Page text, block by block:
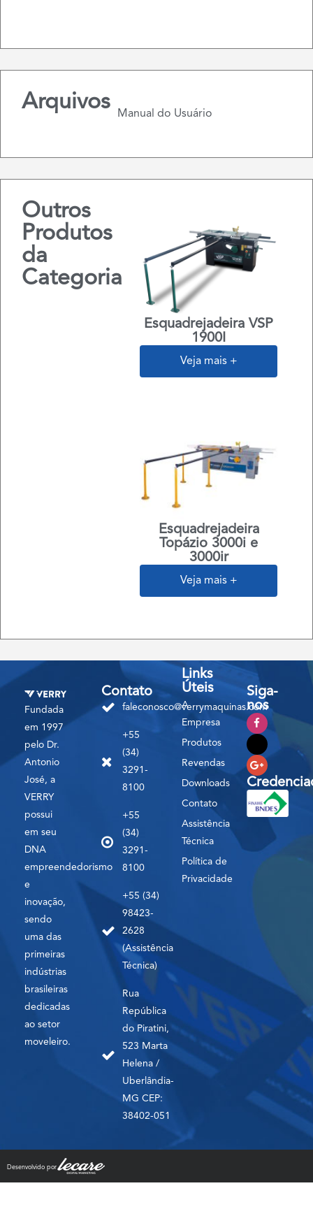
Arquivos Manual do Usuário
Outros
Produtos
da
Categoria
Esquadrejadeira VSP
1900I
Veja mais +
Esquadrejadeira
Topázio 3000i e
3000ir
Veja mais +
Fundada
em 1997
pelo Dr.
Antonio
José, a
VERRY
possui
em seu
DNA
empreendedorismo
e
inovação,
sendo
uma das
primeiras
indústrias
brasileiras
dedicadas
ao setor
moveleiro.
Contato
faleconosco@verrymaquinas.com
+55
(34)
3291-
8100
+55
(34)
3291-
8100
+55 (34)
98423-
2628
(Assistência
Técnica)
Rua
República
do Piratini,
523 Marta
Helena /
Uberlândia-
MG CEP:
38402-051
Links
Úteis
A
Empresa
Produtos
Revendas
Downloads
Contato
Assistência
Técnica
Política de
Privacidade
Siga-
nos
Desenvolvido por